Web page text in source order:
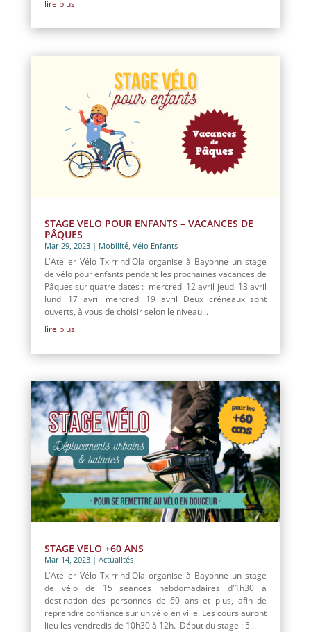
lire plus
STAGE VELO POUR ENFANTS – VACANCES DE
PÂQUES
Mar 29, 2023| Mobilité, Vélo Enfants
L'Atelier Vélo Txirrind'Ola organise à Bayonne un stage
de vélo pour enfants pendant les prochaines vacances de
Pâques sur quatre dates : mercredi 12 avril jeudi 13 avril
lundi 17 avril mercredi 19 avril Deux créneaux sont
ouverts, à vous de choisir selon le niveau...
lire plus
STAGE VELO +60 ANS
Mar 14, 2023| Actualités
L'Atelier Vélo Txirrind'Ola organise à Bayonne un stage
de vélo de 15 séances hebdomadaires d'1h30 à
destination des personnes de 60 ans et plus, afin de
reprendre confiance sur un vélo en ville. Les cours auront
lieu les vendredis de 10h30 à 12h. Début du stage : 5...